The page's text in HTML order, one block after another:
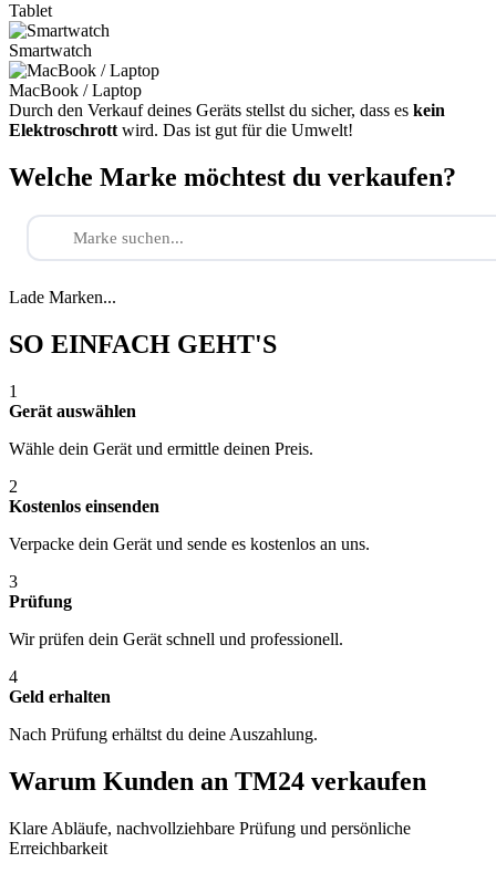
Tablet
Smartwatch
MacBook / Laptop
Durch den Verkauf deines Geräts stellst du sicher, dass es kein
Elektroschrott wird. Das ist gut für die Umwelt!
Welche Marke möchtest du verkaufen?
Lade Marken...
SO EINFACH GEHT'S
1
Gerät auswählen
Wähle dein Gerät und ermittle deinen Preis.
2
Kostenlos einsenden
Verpacke dein Gerät und sende es kostenlos an uns.
3
Prüfung
Wir prüfen dein Gerät schnell und professionell.
4
Geld erhalten
Nach Prüfung erhältst du deine Auszahlung.
Warum Kunden an TM24 verkaufen
Klare Abläufe, nachvollziehbare Prüfung und persönliche
Erreichbarkeit